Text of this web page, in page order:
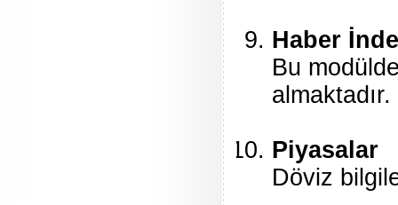
Haber
Bu
almaktadır.
Piyasalar
Döviz